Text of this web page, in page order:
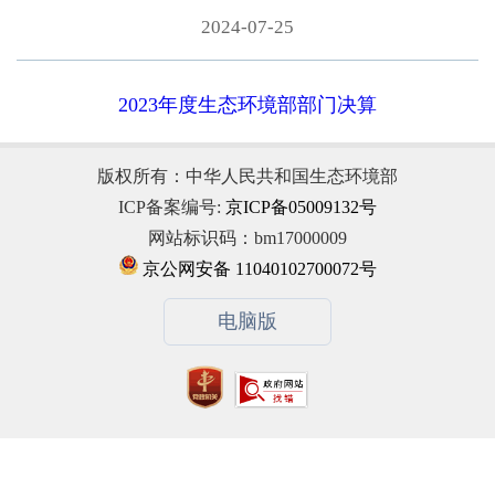
2024-07-25
2023年度生态环境部部门决算
版权所有：中华人民共和国生态环境部
ICP备案编号: 京ICP备05009132号
网站标识码：bm17000009
京公网安备 11040102700072号
电脑版